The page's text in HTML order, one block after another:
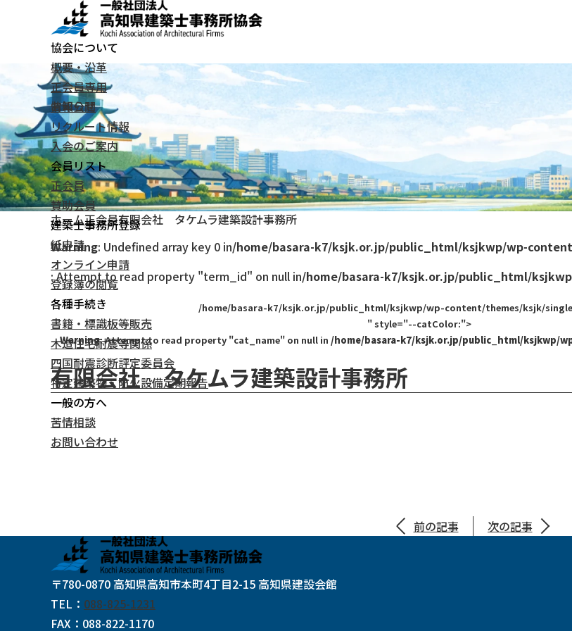
協会について
概要・沿革
正会員専用
情報公開
リクルート情報
入会のご案内
会員リスト
正会員
賛助会員
建築士事務所登録
紙申請
オンライン申請
登録簿の閲覧
各種手続き
書籍・標識板等販売
木造住宅耐震等関係
四国耐震診断評定委員会
特定建築物・防火設備定期報告
一般の方へ
苦情相談
お問い合わせ
お知らせ
ホーム正会員有限会社 タケムラ建築設計事務所
Warning: Undefined array key 0 in/home/basara-k7/ksjk.or.jp/public_html/ksjkwp/wp-
: Attempt to read property "term_id" on null in/home/basara-k7/ksjk.or.jp/public_html/
/home/basara-k7/ksjk.or.jp/public_html/ksjkwp/wp-content/themes/ksjk/
" style="--catColor:">
Warning: Attempt to read property "cat_name" on null in /home/basara-k7/ksjk.or.jp/public_html/ksjkwp/
有限会社 タケムラ建築設計事務所
前の記事 次の記事
〒780-0870 高知県高知市本町4丁目2-15 高知県建設会館
TEL ： 088-825-1231
FAX ： 088-822-1170